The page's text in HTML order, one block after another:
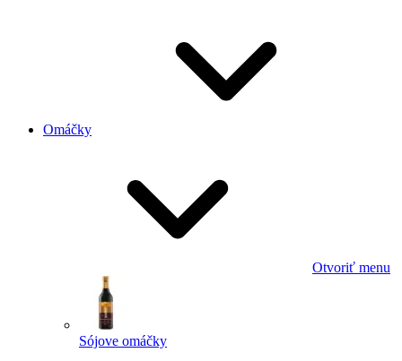
Omáčky
Otvoriť menu
Sójove omáčky